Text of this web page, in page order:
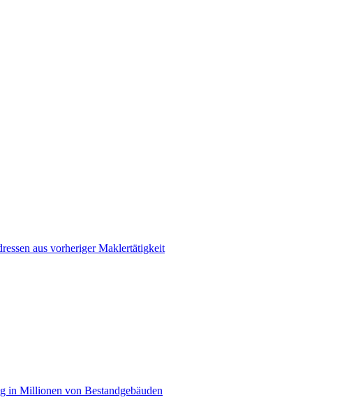
aus vorheriger Maklertätigkeit
in Millionen von Bestandgebäuden